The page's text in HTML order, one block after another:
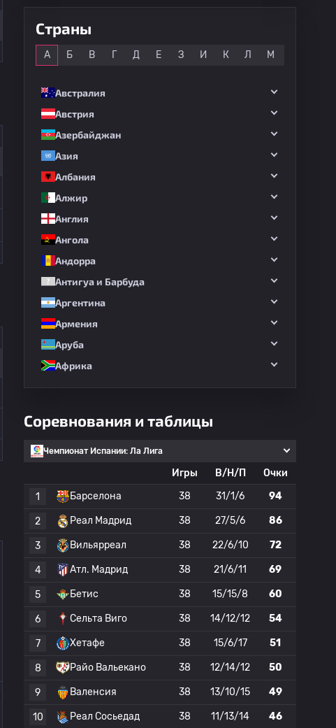
Страны
А Б В Г Д Е З И К Л М
Австралия
Австрия
Азербайджан
Азия
Албания
Алжир
Англия
Ангола
Андорра
Антигуа и Барбуда
Аргентина
Армения
Аруба
Африка
Соревнования и таблицы
Чемпионат Испании: Ла Лига
Игры В/Н/П
Очки
1
Барселона 38 31/1/6 94
2 Реал Мадрид 38 27/5/6 86
3 Вильярреал 38 22/6/10 72
4 Атл. Мадрид 38 21/6/11 69
5 Бетис 38 15/15/8 60
6 Сельта Виго 38 14/12/12 54
7 Хетафе 38 15/6/17 51
8 Райо Вальекано 38 12/14/12 50
9 Валенсия 38 13/10/15 49
10 Реал Сосьедад 38 11/13/14 46